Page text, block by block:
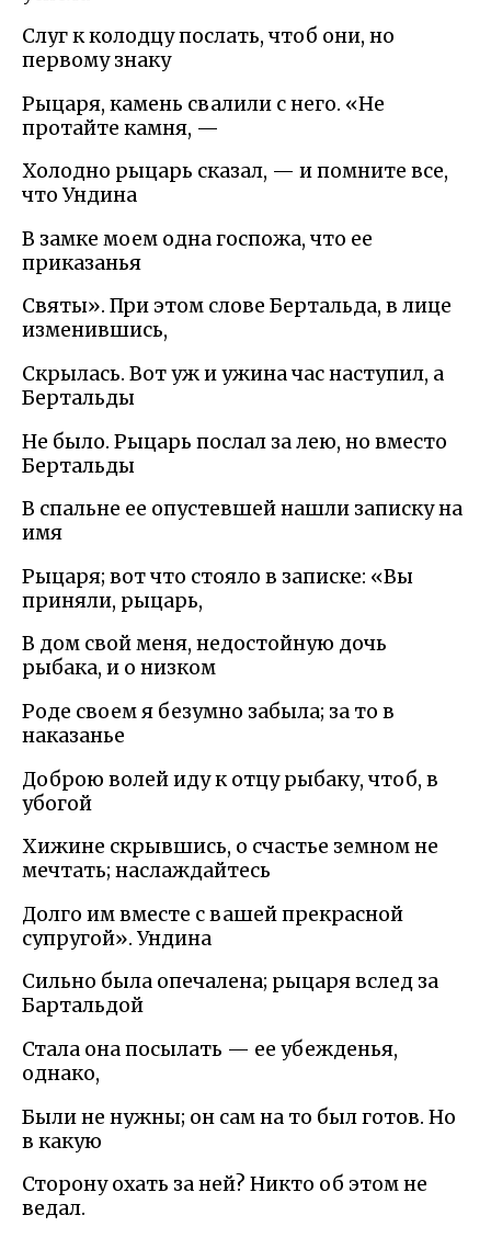
Слуг к колодцу послать, чтоб они, но
первому знаку
Рыцаря, камень свалили с него. «Не
протайте камня, —
Холодно рыцарь сказал, — и помните все,
что Ундина
В замке моем одна госпожа, что ее
приказанья
Святы». При этом слове Бертальда, в лице
изменившись,
Скрылась. Вот уж и ужина час наступил, а
Бертальды
Не было. Рыцарь послал за лею, но вместо
Бертальды
В спальне ее опустевшей нашли записку на
имя
Рыцаря; вот что стояло в записке: «Вы
приняли, рыцарь,
В дом свой меня, недостойную дочь
рыбака, и о низком
Роде своем я безумно забыла; за то в
наказанье
Доброю волей иду к отцу рыбаку, чтоб, в
убогой
Хижине скрывшись, о счастье земном не
мечтать; наслаждайтесь
Долго им вместе с вашей прекрасной
супругой». Ундина
Сильно была опечалена; рыцаря вслед за
Бартальдой
Стала она посылать — ее убежденья,
однако,
Были не нужны; он сам на то был готов. Но
в какую
Сторону охать за ней? Никто об этом не
ведал.